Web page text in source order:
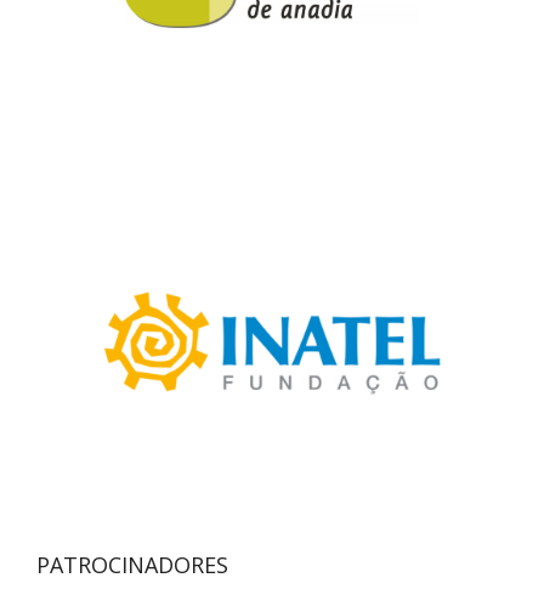
PATROCINADORES